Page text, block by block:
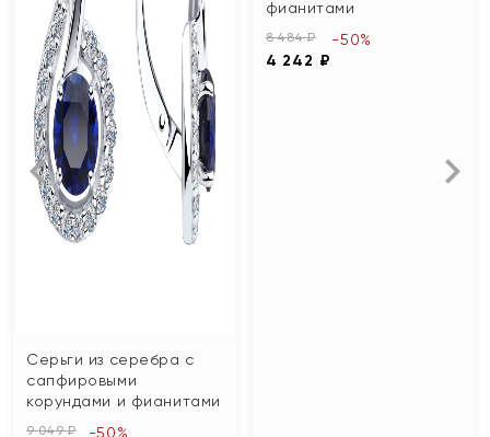
Серьги из серебра с
сапфировыми
корундами и фианитами
9 049 ₽ -50%
фианитами
8 484 ₽
4 242 ₽
-50%